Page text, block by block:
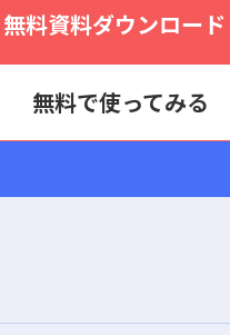
無料資料ダウンロード
無料で使ってみる